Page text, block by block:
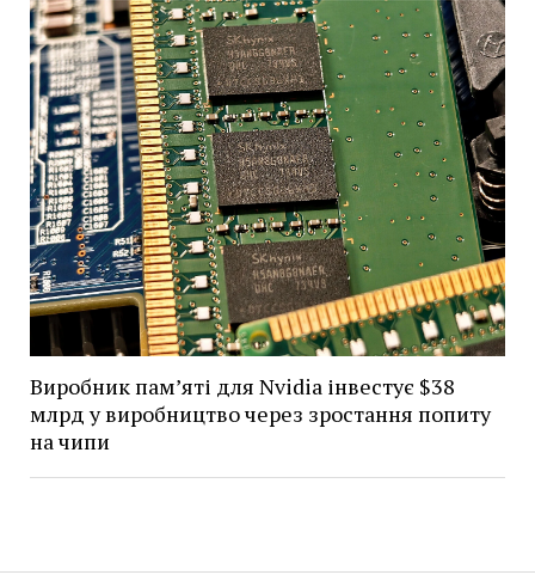
Виробник пам’яті для Nvidia інвестує $38
млрд у виробництво через зростання попиту
на чипи